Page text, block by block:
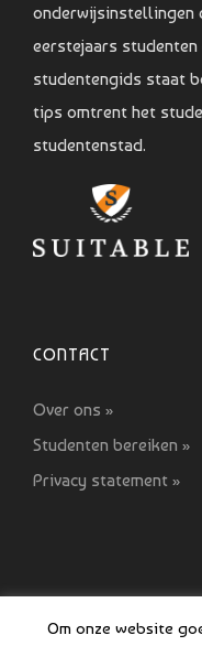
onderwijsinstellingen
eerstejaars studenten
studentengids staat
tips omtrent het
studentenstad.
CONTACT
Over ons »
Studenten bereiken »
Privacy statement »
Om onze website